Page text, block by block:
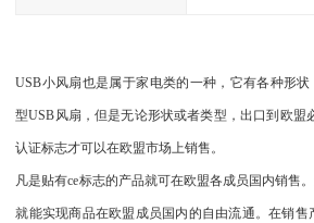
USB小风扇也是属于家电类的一种，它有各种形
型USB风扇，但是无论形状或者类型，出口到欧盟
认证标志才可以在欧盟市场上销售。
凡是贴有ce标志的产品就可在欧盟各成员国内销售
就能实现商品在欧盟成员国内的自由流通。在销售